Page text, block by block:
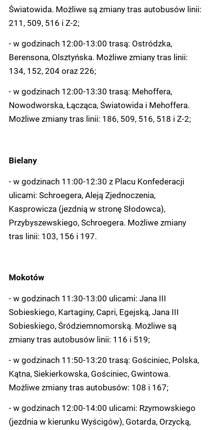
Światowida. Możliwe są zmiany tras autobusów linii:
211, 509, 516 i Z-2;
- w godzinach 12:00-13:00 trasą: Ostródzka,
Berensona, Olsztyńska. Możliwe zmiany tras linii:
134, 152, 204 oraz 226;
- w godzinach 12:00-13:30 trasą: Mehoffera,
Nowodworska, Łącząca, Światowida i Mehoffera.
Możliwe zmiany tras linii: 186, 509, 516, 518 i Z-2;
Bielany
- w godzinach 11:00-12:30 z Placu Konfederacji
ulicami: Schroegera, Aleją Zjednoczenia,
Kasprowicza (jezdnią w stronę Słodowca),
Przybyszewskiego, Schroegera. Możliwe zmiany
tras linii: 103, 156 i 197.
Mokotów
- w godzinach 11:30-13:00 ulicami: Jana III
Sobieskiego, Kartaginy, Capri, Egejską, Jana III
Sobieskiego, Śródziemnomorską. Możliwe są
zmiany tras autobusów linii: 116 i 519;
- w godzinach 11:50-13:20 trasą: Gościniec, Polska,
Kątna, Siekierkowska, Gościniec, Gwintowa.
Możliwe zmiany tras autobusów: 108 i 167;
- w godzinach 12:00-14:00 ulicami: Rzymowskiego
(jezdnia w kierunku Wyścigów), Gotarda, Orzycką,